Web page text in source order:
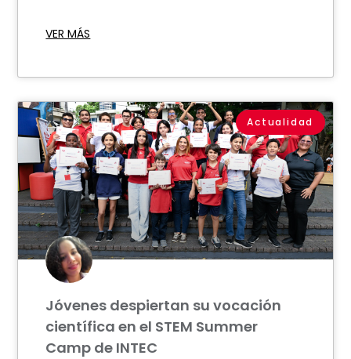
VER MÁS
Actualidad
Jóvenes despiertan su vocación
científica en el STEM Summer
Camp de INTEC